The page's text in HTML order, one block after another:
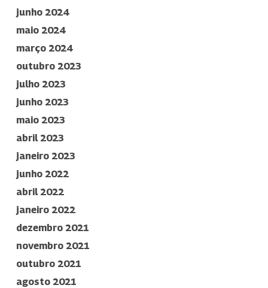
junho 2024
maio 2024
março 2024
outubro 2023
julho 2023
junho 2023
maio 2023
abril 2023
janeiro 2023
junho 2022
abril 2022
janeiro 2022
dezembro 2021
novembro 2021
outubro 2021
agosto 2021